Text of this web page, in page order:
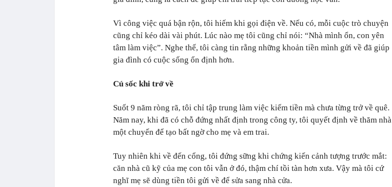
Vì công việc quá bận rộn, tôi hiếm khi gọi điện về. Nếu có, mỗi cuộc trò chuyện
cũng chỉ kéo dài vài phút. Lúc nào mẹ tôi cũng chỉ nói: “Nhà mình ổn, con yên
tâm làm việc”. Nghe thế, tôi càng tin rằng những khoản tiền mình gửi về đã giúp
gia đình có cuộc sống ổn định hơn.
Cú sốc khi trở về
Suốt 9 năm ròng rã, tôi chỉ tập trung làm việc kiếm tiền mà chưa từng trở về quê.
Năm nay, khi đã có chỗ đứng nhất định trong công ty, tôi quyết định về thăm nhà
một chuyến để tạo bất ngờ cho mẹ và em trai.
Tuy nhiên khi về đến cổng, tôi đứng sững khi chứng kiến cảnh tượng trước mắt:
căn nhà cũ kỹ của mẹ con tôi vẫn ở đó, thậm chí tồi tàn hơn xưa. Vậy mà tôi cứ
nghĩ mẹ sẽ dùng tiền tôi gửi về để sửa sang nhà cửa.